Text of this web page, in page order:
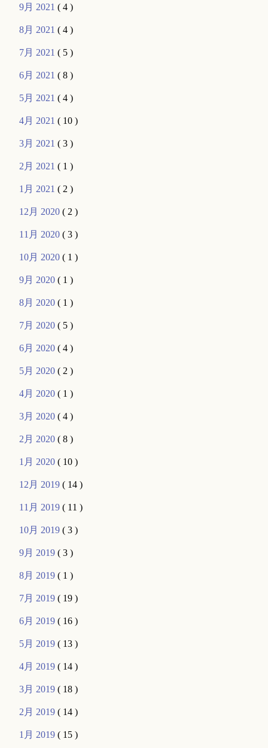
9月 2021( 4 )
8月 2021( 4 )
7月 2021( 5 )
6月 2021( 8 )
5月 2021( 4 )
4月 2021( 10 )
3月 2021( 3 )
2月 2021( 1 )
1月 2021( 2 )
12月 2020( 2 )
11月 2020( 3 )
10月 2020( 1 )
9月 2020( 1 )
8月 2020( 1 )
7月 2020( 5 )
6月 2020( 4 )
5月 2020( 2 )
4月 2020( 1 )
3月 2020( 4 )
2月 2020( 8 )
1月 2020( 10 )
12月 2019( 14 )
11月 2019( 11 )
10月 2019( 3 )
9月 2019( 3 )
8月 2019( 1 )
7月 2019( 19 )
6月 2019( 16 )
5月 2019( 13 )
4月 2019( 14 )
3月 2019( 18 )
2月 2019( 14 )
1月 2019( 15 )